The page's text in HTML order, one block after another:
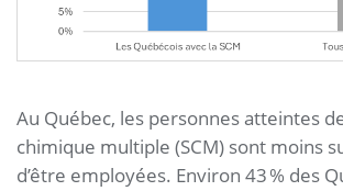
Au Québec, les personnes atteintes
chimique multiple (SCM) sont moins
d’être employées. Environ 43 % des